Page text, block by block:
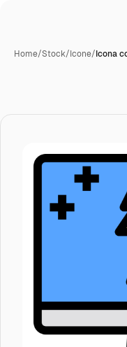
Home/Stock/Icone/Icona